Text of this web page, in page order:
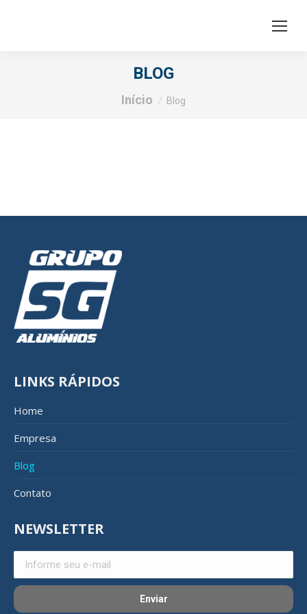
BLOG
Você está aqui:
Início Blog
LINKS RÁPIDOS
Home
Empresa
Blog
Contato
NEWSLETTER